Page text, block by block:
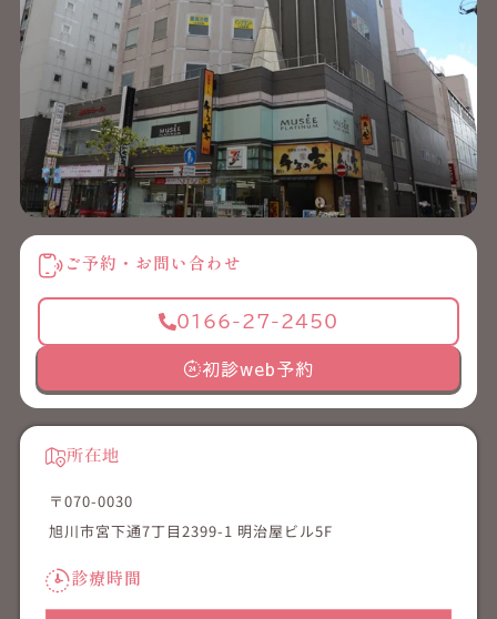
ご予約・お問い合わせ
0166-27-2450
初診web予約
所在地
〒070-0030
旭川市宮下通7丁目2399-1 明治屋ビル5F
診療時間